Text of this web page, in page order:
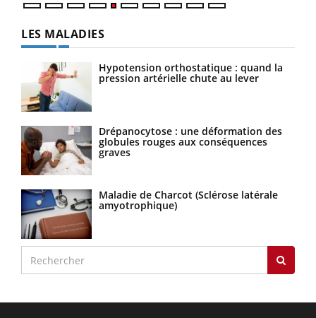
LES MALADIES
Hypotension orthostatique : quand la
pression artérielle chute au lever
Drépanocytose : une déformation des
globules rouges aux conséquences
graves
Maladie de Charcot (Sclérose latérale
amyotrophique)